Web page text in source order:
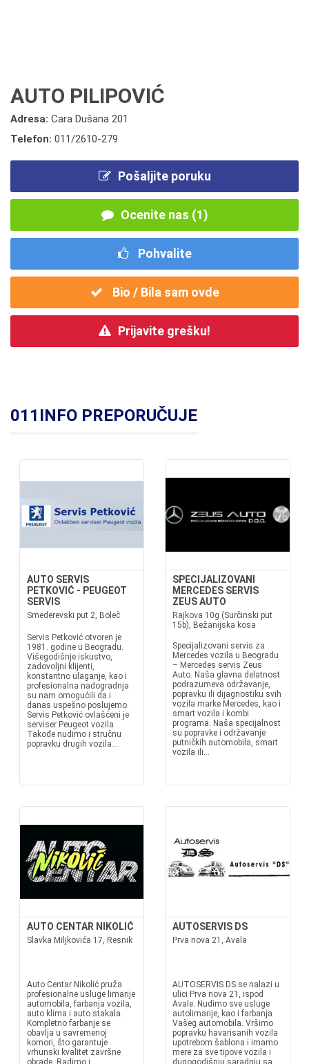
AUTO PILIPOVIĆ
Adresa: Cara Dušana 201
Telefon: 011/2610-279
Pošaljite poruku
Ocenite nas (1)
Pohvalite
Bio / Bila sam ovde
Prijavite grešku!
011INFO PREPORUČUJE
AUTO SERVIS
PETKOVIĆ - PEUGEOT
SERVIS
Smederevski put 2, Boleč
Servis Petković otvoren je
1981. godine u Beogradu.
Višegodišnje iskustvo,
zadovoljni klijenti,
konstantno ulaganje, kao i
profesionalna nadogradnja
su nam omogućili da i
danas uspešno poslujemo.
Servis Petković ovlašćeni je
serviser Peugeot vozila.
Takođe nudimo i stručnu
popravku drugih vozila....
SPECIJALIZOVANI
MERCEDES SERVIS
ZEUS AUTO
Rajkova 10g (Surčinski put
15b), Bežanijska kosa
Specijalizovani servis za
Mercedes vozila u Beogradu
– Mercedes servis Zeus
Auto. Naša glavna delatnost
podrazumeva održavanje,
popravku ili dijagnostiku svih
vozila marke Mercedes, kao i
smart vozila i kombi
programa. Naša specijalnost
su popravke i održavanje
putničkih automobila, smart
vozila ili...
AUTO CENTAR NIKOLIĆ
Slavka Miljkovića 17, Resnik
Auto Centar Nikolić pruža
profesionalne usluge limarije
automobila, farbanja vozila,
auto klima i auto stakala.
Kompletno farbanje se
obavlja u savremenoj
komori, što garantuje
vrhunski kvalitet završne
obrade. Radimo i
AUTOSERVIS DS
Prva nova 21, Avala
AUTOSERVIS DS se nalazi u
ulici Prva nova 21, ispod
Avale. Nudimo sve usluge
autolimarije, kao i farbanja
Vašeg automobila. Vršimo
popravku havarisanih vozila
upotrebom šablona i imamo
mere za sve tipove vozila i
dugogodišnju saradnju sa